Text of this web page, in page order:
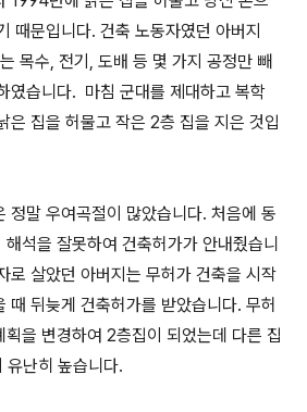
때문입니다. 건축 노동자였던 아버지
목수, 전기, 도배 등 몇 가지 공정만 빼
였습니다. 마침 군대를 제대하고 복학
은 집을 허물고 작은 2층 집을 지은 것입
정말 우여곡절이 많았습니다. 처음에 동
석을 잘못하여 건축허가가 안내줬습니
로 살았던 아버지는 무허가 건축을 시작
때 뒤늦게 건축허가를 받았습니다. 무허
을 변경하여 2층집이 되었는데 다른 집
난히 높습니다.